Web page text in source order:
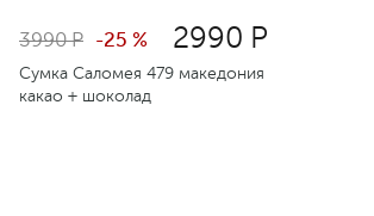
2990 Р
3990 Р -25 %
Сумка Саломея 479 македония
какао + шоколад